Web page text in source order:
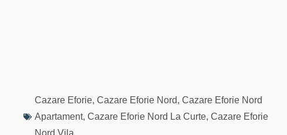
Cazare Eforie, Cazare Eforie Nord, Cazare Eforie Nord
Apartament, Cazare Eforie Nord La Curte, Cazare Eforie
Nord Vila